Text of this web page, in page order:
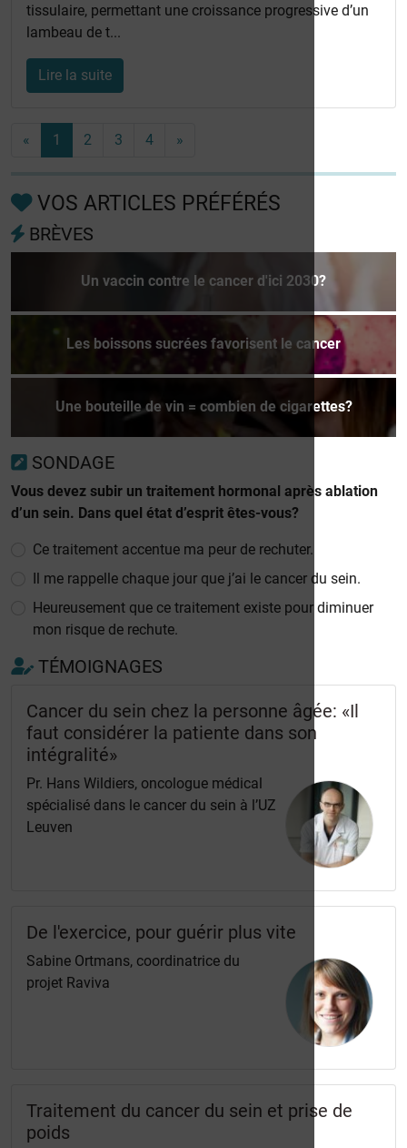
tissulaire, permettant une croissance progressive d’un
lambeau de t...
Lire la suite
« 1 2 3 4 »
VOS ARTICLES PRÉFÉRÉS
BRÈVES
Un vaccin contre le cancer d'ici 2030?
Les boissons sucrées favorisent le cancer
Une bouteille de vin = combien de cigarettes?
SONDAGE
Vous devez subir un traitement hormonal après ablation
d’un sein. Dans quel état d’esprit êtes-vous?
Ce traitement accentue ma peur de rechuter.
Il me rappelle chaque jour que j’ai le cancer du sein.
Heureusement que ce traitement existe pour diminuer
mon risque de rechute.
TÉMOIGNAGES
Cancer du sein chez la personne âgée: «Il
faut considérer la patiente dans son
intégralité»
Pr. Hans Wildiers, oncologue médical
spécialisé dans le cancer du sein à l’UZ
Leuven
De l'exercice, pour guérir plus vite
Sabine Ortmans, coordinatrice du
projet Raviva
Traitement du cancer du sein et prise de
poids